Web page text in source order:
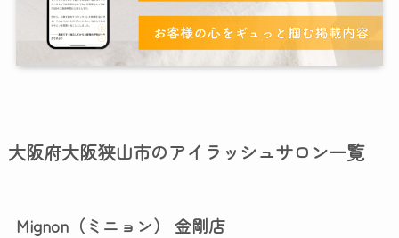
大阪府大阪狭山市のアイラッシュサロン一覧
Mignon（ミニョン） 金剛店